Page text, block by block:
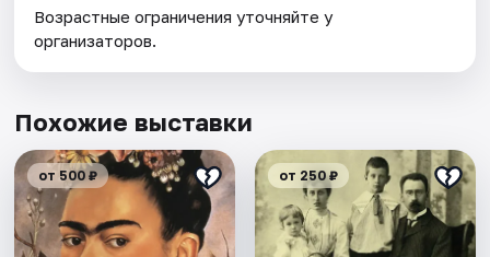
Возрастные ограничения уточняйте у
организаторов.
Похожие выставки
от 500 ₽ от 250 ₽